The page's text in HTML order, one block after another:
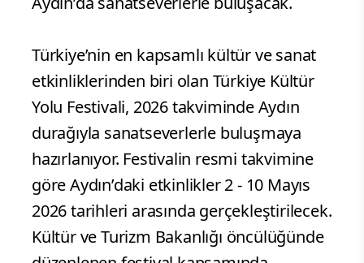
Türkiye’nin en kapsamlı kültür ve sanat
etkinliklerinden biri olan Türkiye Kültür
Yolu Festivali, 2026 takviminde Aydın
durağıyla sanatseverlerle buluşmaya
hazırlanıyor. Festivalin resmi takvimine
göre Aydın’daki etkinlikler 2 - 10 Mayıs
2026 tarihleri arasında gerçekleştirilecek.
Kültür ve Turizm Bakanlığı öncülüğünde